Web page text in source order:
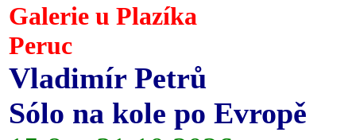
Galerie u Plazíka
Peruc
Vladimír Petrů
Sólo na kole po Evropě